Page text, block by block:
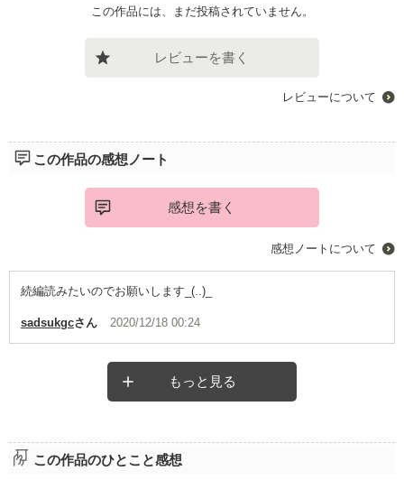
この作品には、まだ投稿されていません。
レビューを書く
レビューについて
この作品の感想ノート
感想を書く
感想ノートについて
続編読みたいのでお願いします_(..)_
sadsukgcさん 2020/12/18 00:24
もっと見る
この作品のひとこと感想